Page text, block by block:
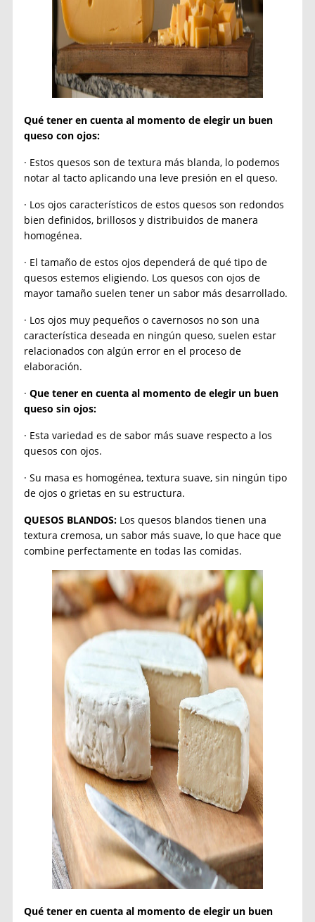
Qué tener en cuenta al momento de elegir un buen
queso con ojos:
· Estos quesos son de textura más blanda, lo podemos
notar al tacto aplicando una leve presión en el queso.
· Los ojos característicos de estos quesos son redondos
bien definidos, brillosos y distribuidos de manera
homogénea.
· El tamaño de estos ojos dependerá de qué tipo de
quesos estemos eligiendo. Los quesos con ojos de
mayor tamaño suelen tener un sabor más desarrollado.
· Los ojos muy pequeños o cavernosos no son una
característica deseada en ningún queso, suelen estar
relacionados con algún error en el proceso de
elaboración.
·Que tener en cuenta al momento de elegir un buen
queso sin ojos:
· Esta variedad es de sabor más suave respecto a los
quesos con ojos.
· Su masa es homogénea, textura suave, sin ningún tipo
de ojos o grietas en su estructura.
QUESOS BLANDOS: Los quesos blandos tienen una
textura cremosa, un sabor más suave, lo que hace que
combine perfectamente en todas las comidas.
Qué tener en cuenta al momento de elegir un buen